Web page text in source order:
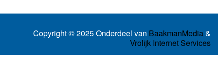
Copyright © 2025 Onderdeel van BaakmanMedia&
Vrolijk Internet Services